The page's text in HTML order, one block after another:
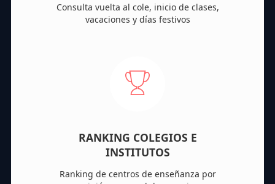
Consulta vuelta al cole, inicio de clases,
vacaciones y días festivos
RANKING COLEGIOS E
INSTITUTOS
Ranking de centros de enseñanza por